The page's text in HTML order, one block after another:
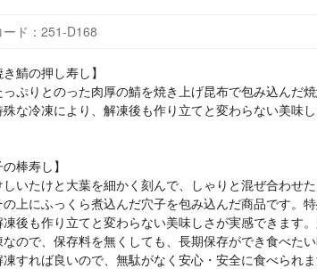
ード：251-D168
き鯖の押し寿し】
っぷりとのった肉厚の鯖を焼き上げ昆布で包み込んだ
な冷凍により、解凍後も作り立てと変わらない美味
の棒寿し】
いたけと大葉を細かく刻んで、しゃりと混ぜ合わせ
の上にふっくら煮込んだ穴子を包み込んだ商品です。
凍後も作り立てと変わらない美味しさが実感できます
なので、保存料を無くしても、長期保存ができ食べた
すれば良いので、無駄がなく安心・安全に食べられま